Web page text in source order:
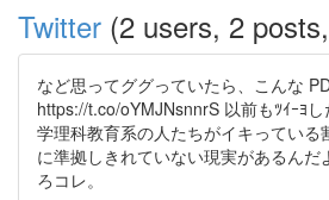
Twitter (2 users, 2
など思ってググっていたら、こんな
https://t.co/oYMJNsnnrS 以前もﾂｲｰﾖ
学理科教育系の人たちがイキっている
に準拠しきれていない現実があるん
ろコレ。